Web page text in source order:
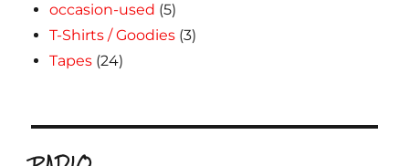
occasion-used (5)
T-Shirts / Goodies (3)
Tapes (24)